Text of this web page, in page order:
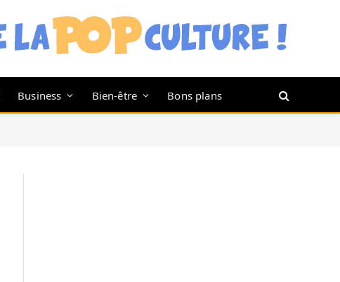
Business Bien-être Bons plans